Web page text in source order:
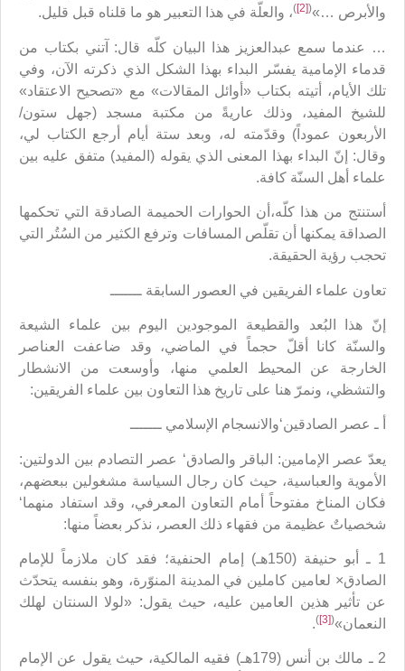
والأبرص …»(
[2]
)، والعلّة في هذا التعبير هو ما قلناه قبل قليل.
… عندما سمع عبدالعزيز هذا البيان كلّه قال: آتني بكتاب من
قدماء الإمامية يفسّر البداء بهذا الشكل الذي ذكرته الآن، وفي
تلك الأيام، أتيته بكتاب «أوائل المقالات» مع «تصحيح الاعتقاد»
للشيخ المفيد، وذلك عاريةً من مكتبة مسجد (جهل ستون/
الأربعون عموداً) وقدّمته له، وبعد ستة أيام أرجع الكتاب لي،
وقال: إنّ البداء بهذا المعنى الذي يقوله (المفيد) متفق عليه بين
علماء أهل السنّة كافة.
أستنتج من هذا كلّه،أن الحوارات الحميمة الصادقة التي تحكمها
الصداقة يمكنها أن تقلّص المسافات وترفع الكثير من السُتُر التي
تحجب رؤية الحقيقة.
تعاون علماء الفريقين في العصور السابقة ـــــــ
إنّ هذا البُعد والقطيعة الموجودين اليوم بين علماء الشيعة
والسنّة كانا أقلّ حجماً في الماضي، وقد ضاعفت العناصر
الخارجة عن المحيط العلمي منها، وأوسعت من الانشطار
والتشظي، ونمرّ هنا على تاريخ هذا التعاون بين علماء الفريقين:
أ ـ عصر الصادقين‘والانسجام الإسلامي ـــــــ
يعدّ عصر الإمامين: الباقر والصادق‘ عصر التصادم بين الدولتين:
الأموية والعباسية، حيث كان رجال السياسة مشغولين ببعضهم،
فكان المناخ مفتوحاً أمام التعاون المعرفي، وقد استفاد منهما‘
شخصياتٌ عظيمة من فقهاء ذلك العصر، نذكر بعضاً منها:
1 ـ أبو حنيفة (150هـ) إمام الحنفية؛ فقد كان ملازماً للإمام
الصادق× لعامين كاملين في المدينة المنوّرة، وهو بنفسه يتحدّث
عن تأثير هذين العامين عليه، حيث يقول: «لولا السنتان لهلك
النعمان»(
[3]
)
.
2 ـ مالك بن أنس (179هـ) فقيه المالكية، حيث يقول عن الإمام